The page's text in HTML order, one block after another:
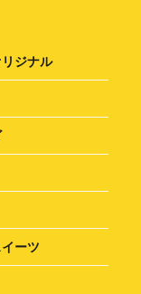
ジナル
ーツ